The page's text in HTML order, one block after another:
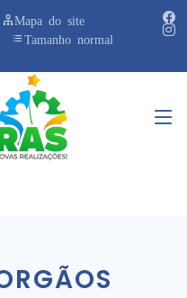
Mapa do site
Tamanho normal